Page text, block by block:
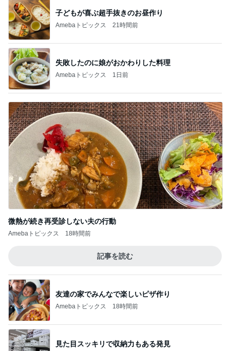
子どもが喜ぶ超手抜きのお昼作り
Amebaトピックス 21時間前
失敗したのに娘がおかわりした料理
Amebaトピックス 1日前
微熱が続き再受診しない夫の行動
Amebaトピックス 18時間前
記事を読む
友達の家でみんなで楽しいピザ作り
Amebaトピックス 18時間前
見た目スッキリで収納力もある発見